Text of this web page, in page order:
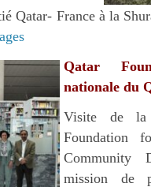
Qatar- France à la
Qatar
nationale du
Visite de la
Foundation
Community
mission de